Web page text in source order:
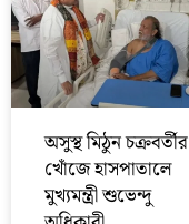
অসুস্থ মিঠুন চক্রবর্তীর
খোঁজে হাসপাতালে
মুখ্যমন্ত্রী শুভেন্দু